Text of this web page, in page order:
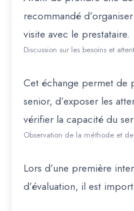
recommandé
visite avec le prestataire.
Discussion sur les besoins et
Cet échange permet de
senior, d’exposer les
vérifier la capacité du
Observation de la méthode et
Lors d’une première
d’évaluation, il est